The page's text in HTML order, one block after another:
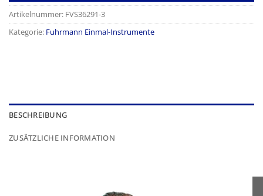
Artikelnummer: FVS36291-3
Kategorie: Fuhrmann Einmal-Instrumente
BESCHREIBUNG
ZUSÄTZLICHE INFORMATION